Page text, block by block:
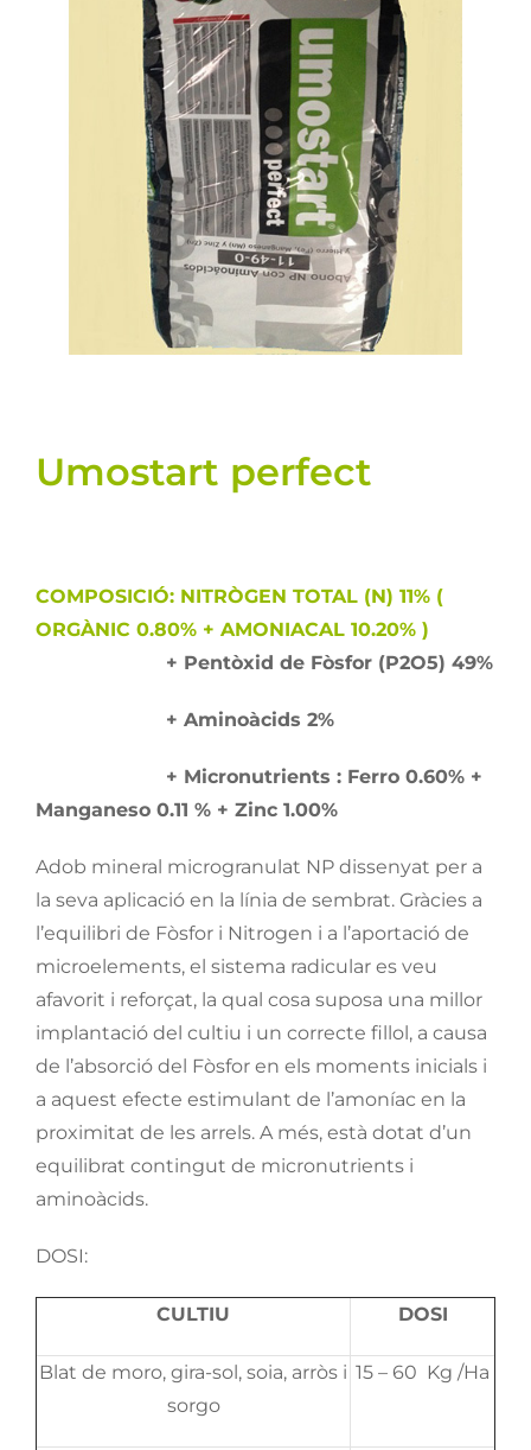
Fitxes de producte
Umostart perfect
COMPOSICIÓ: NITRÒGEN TOTAL (N) 11% (
ORGÀNIC 0.80% + AMONIACAL 10.20% )
+ Pentòxid de Fòsfor (P2O5) 49%
+ Aminoàcids 2%
+ Micronutrients : Ferro 0.60% +
Manganeso 0.11 % + Zinc 1.00%
Adob mineral microgranulat NP dissenyat per a
la seva aplicació en la línia de sembrat. Gràcies a
l’equilibri de Fòsfor i Nitrogen i a l’aportació de
microelements, el sistema radicular es veu
afavorit i reforçat, la qual cosa suposa una millor
implantació del cultiu i un correcte fillol, a causa
de l’absorció del Fòsfor en els moments inicials i
a aquest efecte estimulant de l’amoníac en la
proximitat de les arrels. A més, està dotat d’un
equilibrat contingut de micronutrients i
aminoàcids.
DOSI:
CULTIU DOSI
Blat de moro, gira-sol, soia, arròs i
sorgo
15 – 60 Kg /Ha